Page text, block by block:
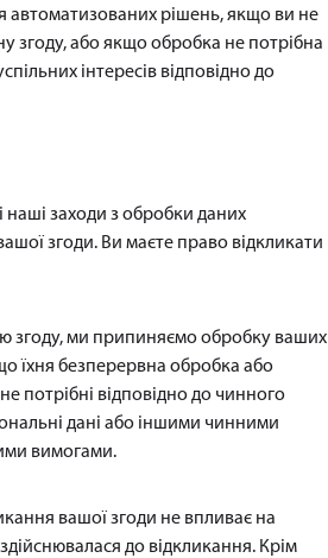
автоматизованих рішень, якщо ви не
згоду, або якщо обробка не потрібна
інтересів відповідно до
наші заходи з обробки даних
згоди. Ви маєте право відкликати
згоду, ми припиняємо обробку ваших
їхня безперервна обробка або
потрібні відповідно до чинного
дані або іншими чинними
вимогами.
вашої згоди не впливає на
до відкликання. Крім